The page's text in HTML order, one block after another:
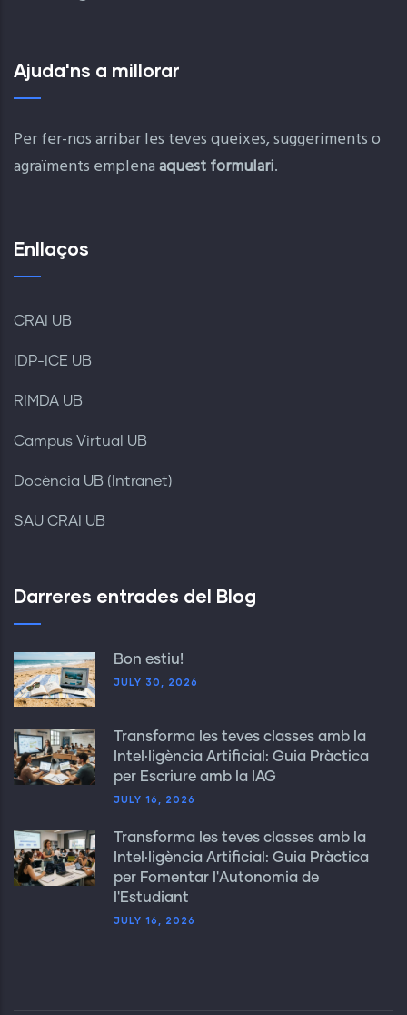
Ajuda'ns a millorar
Per fer-nos arribar les teves queixes, suggeriments o
agraïments emplenaaquest formulari.
Enllaços
CRAI UB
IDP-ICE UB
RIMDA UB
Campus Virtual UB
Docència UB (Intranet)
SAU CRAI UB
Darreres entrades del Blog
Bon estiu!
JULY 30, 2026
Transforma les teves classes amb la
Intel·ligència Artificial: Guia Pràctica
per Escriure amb la IAG
JULY 16, 2026
Transforma les teves classes amb la
Intel·ligència Artificial: Guia Pràctica
per Fomentar l'Autonomia de
l'Estudiant
JULY 16, 2026